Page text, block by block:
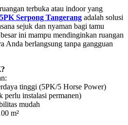
terbuka atau indoor yang
Serpong Tangerang adalah solusi
sejuk dan nyaman bagi tamu
ini mampu mendinginkan ruangan
Anda berlangsung tanpa gangguan
tinggi (5PK/5 Horse Power)
perlu instalasi permanen)
mudah
m²